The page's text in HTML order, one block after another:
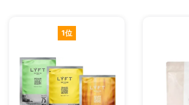
1位